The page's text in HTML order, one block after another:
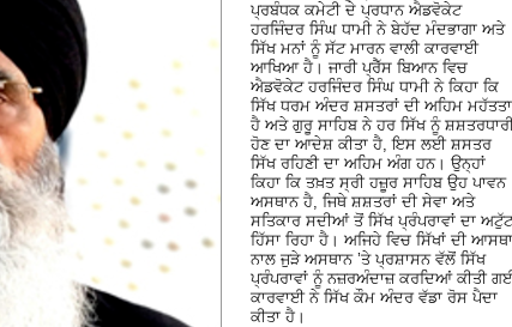
ਪ੍ਰਬੰਧਕ ਕਮੇਟੀ ਦੇ ਪ੍ਰਧਾਨ ਐਡਵੋਕੇਟ
ਹਰਜਿੰਦਰ ਸਿੰਘ ਧਾਮੀ ਨੇ ਬੇਹੱਦ ਮੰਦਭਾਗਾ ਅਤੇ
ਸਿੱਖ ਮਨਾਂ ਨੂੰ ਸੱਟ ਮਾਰਨ ਵਾਲੀ ਕਾਰਵਾਈ
ਆਖਿਆ ਹੈ। ਜਾਰੀ ਪ੍ਰੈੱਸ ਬਿਆਨ ਵਿਚ
ਐਡਵੋਕੇਟ ਹਰਜਿੰਦਰ ਸਿੰਘ ਧਾਮੀ ਨੇ ਕਿਹਾ ਕਿ
ਸਿੱਖ ਧਰਮ ਅੰਦਰ ਸ਼ਸਤਰਾਂ ਦੀ ਅਹਿਮ ਮਹੱਤਤਾ
ਹੈ ਅਤੇ ਗੁਰੂ ਸਾਹਿਬ ਨੇ ਹਰ ਸਿੱਖ ਨੂੰ
ਹੋਣ ਦਾ ਆਦੇਸ਼ ਕੀਤਾ ਹੈ, ਇਸ ਲਈ ਸ਼ਸਤਰ
ਸਿੱਖ ਰਹਿਣੀ ਦਾ ਅਹਿਮ ਅੰਗ ਹਨ। ਉਨ੍ਹਾਂ
ਕਿਹਾ ਕਿ ਤਖ਼ਤ ਸ੍ਰੀ ਹਜ਼ੂਰ ਸਾਹਿਬ ਉਹ ਪਾਵਨ
ਅਸਥਾਨ ਹੈ, ਜਿਥੇ ਸ਼ਸ਼ਤਰਾਂ ਦੀ ਸੇਵਾ ਅਤੇ
ਸਤਿਕਾਰ ਸਦੀਆਂ ਤੋਂ ਸਿੱਖ ਪ੍ਰੰਪਰਾਵਾਂ ਦਾ ਅਟੁੱਟ
ਹਿੱਸਾ ਰਿਹਾ ਹੈ। ਅਜਿਹੇ ਵਿਚ ਸਿੱਖਾਂ ਦੀ ਆਸਥਾ
ਨਾਲ ਜੁੜੇ ਅਸਥਾਨ ’ਤੇ ਪ੍ਰਸ਼ਾਸਨ ਵੱਲੋਂ ਸਿੱਖ
ਪ੍ਰੰਪਰਾਵਾਂ ਨੂੰ ਨਜ਼ਰਅੰਦਾਜ਼ ਕਰਦਿਆਂ ਕੀਤੀ
ਕਾਰਵਾਈ ਨੇ ਸਿੱਖ ਕੌਮ ਅੰਦਰ ਵੱਡਾ ਰੋਸ ਪੈਦਾ
ਕੀਤਾ ਹੈ।